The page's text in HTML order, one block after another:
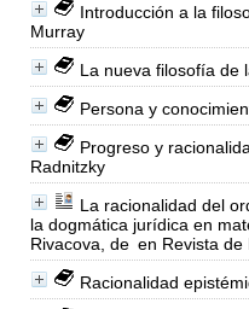
Introducción a la
Murray
La nueva filosofía de
Persona y
Progreso y
Radnitzky
La racionalidad del
la dogmática jurídica en
Rivacova, de en Revista de
Racionalidad